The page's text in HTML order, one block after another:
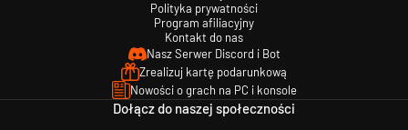
Polityka prywatności
Program afiliacyjny
Kontakt do nas
Nasz Serwer Discord i Bot
Zrealizuj kartę podarunkową
Nowości o grach na PC i konsole
Dołącz do naszej społeczności